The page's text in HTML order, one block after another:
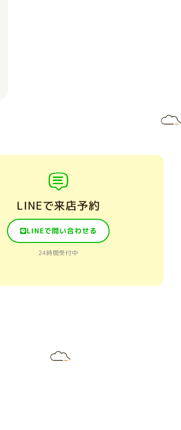
LINEで来店予約
LINEで問い合わせる
24時間受付中